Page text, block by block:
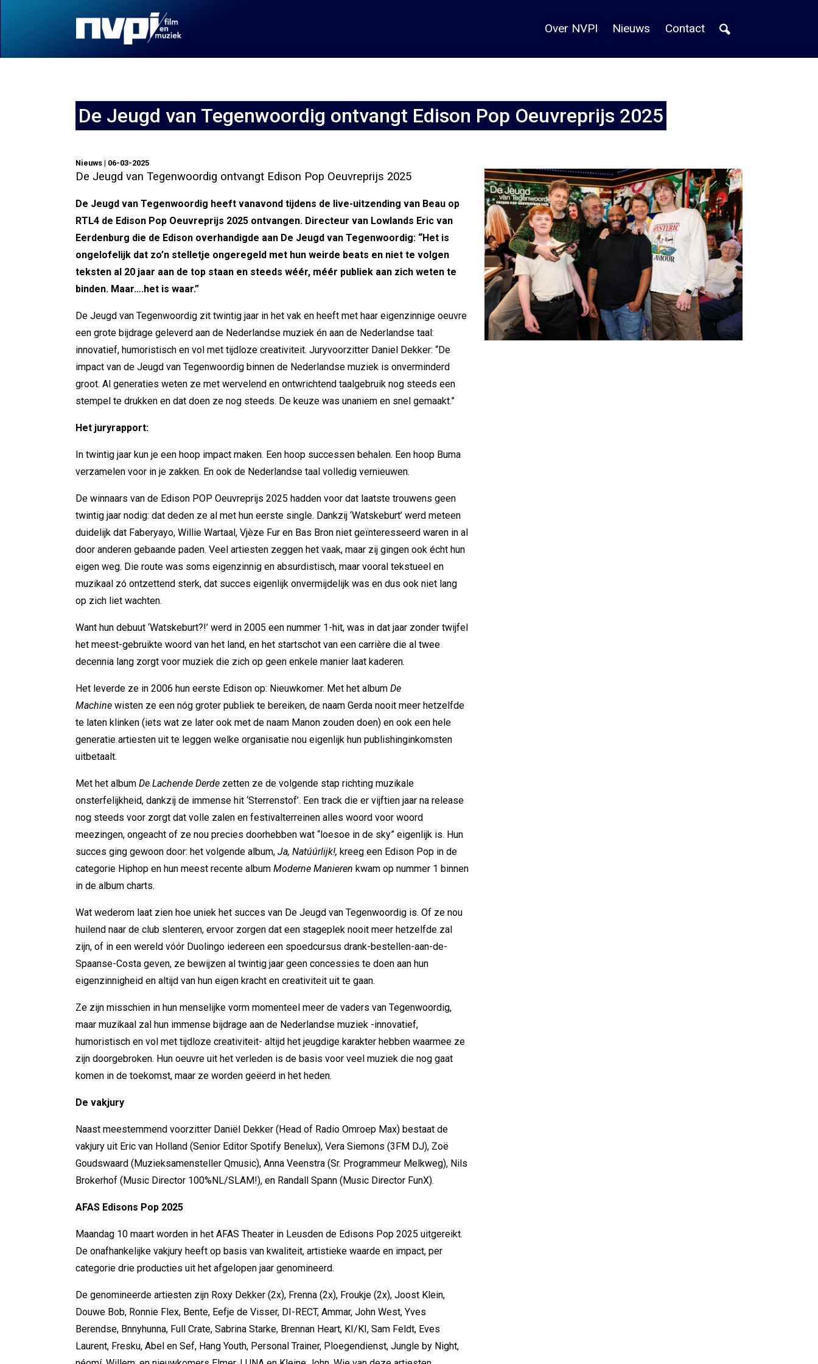
Over NVPI Nieuws Contact
De Jeugd van Tegenwoordig ontvangt Edison Pop Oeuvreprijs 2025
Nieuws | 06-03-2025
De Jeugd van Tegenwoordig ontvangt Edison Pop Oeuvreprijs 2025
De Jeugd van Tegenwoordig heeft vanavond tijdens de live-uitzending van Beau op
RTL4 de Edison Pop Oeuvreprijs 2025 ontvangen. Directeur van Lowlands Eric van
Eerdenburg die de Edison overhandigde aan De Jeugd van Tegenwoordig: “Het is
ongelofelijk dat zo’n stelletje ongeregeld met hun weirde beats en niet te volgen
teksten al 20 jaar aan de top staan en steeds wéér, méér publiek aan zich weten te
binden. Maar….het is waar.”
De Jeugd van Tegenwoordig zit twintig jaar in het vak en heeft met haar eigenzinnige oeuvre
een grote bijdrage geleverd aan de Nederlandse muziek én aan de Nederlandse taal:
innovatief, humoristisch en vol met tijdloze creativiteit. Juryvoorzitter Daniel Dekker: “De
impact van de Jeugd van Tegenwoordig binnen de Nederlandse muziek is onverminderd
groot. Al generaties weten ze met wervelend en ontwrichtend taalgebruik nog steeds een
stempel te drukken en dat doen ze nog steeds. De keuze was unaniem en snel gemaakt.”
Het juryrapport:
In twintig jaar kun je een hoop impact maken. Een hoop successen behalen. Een hoop Buma
verzamelen voor in je zakken. En ook de Nederlandse taal volledig vernieuwen.
De winnaars van de Edison POP Oeuvreprijs 2025 hadden voor dat laatste trouwens geen
twintig jaar nodig: dat deden ze al met hun eerste single. Dankzij ‘Watskeburt’ werd meteen
duidelijk dat Faberyayo, Willie Wartaal, Vjèze Fur en Bas Bron niet geïnteresseerd waren in al
door anderen gebaande paden. Veel artiesten zeggen het vaak, maar zij gingen ook écht hun
eigen weg. Die route was soms eigenzinnig en absurdistisch, maar vooral tekstueel en
muzikaal zó ontzettend sterk, dat succes eigenlijk onvermijdelijk was en dus ook niet lang
op zich liet wachten.
Want hun debuut ‘Watskeburt?!’ werd in 2005 een nummer 1-hit, was in dat jaar zonder twijfel
het meest-gebruikte woord van het land, en het startschot van een carrière die al twee
decennia lang zorgt voor muziek die zich op geen enkele manier laat kaderen.
Het leverde ze in 2006 hun eerste Edison op: Nieuwkomer. Met het album De
Machine wisten ze een nóg groter publiek te bereiken, de naam Gerda nooit meer hetzelfde
te laten klinken (iets wat ze later ook met de naam Manon zouden doen) en ook een hele
generatie artiesten uit te leggen welke organisatie nou eigenlijk hun publishinginkomsten
uitbetaalt.
Met het album De Lachende Derde zetten ze de volgende stap richting muzikale
onsterfelijkheid, dankzij de immense hit ‘Sterrenstof’. Een track die er vijftien jaar na release
nog steeds voor zorgt dat volle zalen en festivalterreinen alles woord voor woord
meezingen, ongeacht of ze nou precies doorhebben wat “loesoe in de sky” eigenlijk is. Hun
succes ging gewoon door: het volgende album, Ja, Natúúrlijk!, kreeg een Edison Pop in de
categorie Hiphop en hun meest recente album Moderne Manieren kwam op nummer 1 binnen
in de album charts.
Wat wederom laat zien hoe uniek het succes van De Jeugd van Tegenwoordig is. Of ze nou
huilend naar de club slenteren, ervoor zorgen dat een stageplek nooit meer hetzelfde zal
zijn, of in een wereld vóór Duolingo iedereen een spoedcursus drank-bestellen-aan-de-
Spaanse-Costa geven, ze bewijzen al twintig jaar geen concessies te doen aan hun
eigenzinnigheid en altijd van hun eigen kracht en creativiteit uit te gaan.
Ze zijn misschien in hun menselijke vorm momenteel meer de vaders van Tegenwoordig,
maar muzikaal zal hun immense bijdrage aan de Nederlandse muziek -innovatief,
humoristisch en vol met tijdloze creativiteit- altijd het jeugdige karakter hebben waarmee ze
zijn doorgebroken. Hun oeuvre uit het verleden is de basis voor veel muziek die nog gaat
komen in de toekomst, maar ze worden geëerd in het heden.
De vakjury
Naast meestemmend voorzitter Daniël Dekker (Head of Radio Omroep Max) bestaat de
vakjury uit Eric van Holland (Senior Editor Spotify Benelux), Vera Siemons (3FM DJ), Zoë
Goudswaard (Muzieksamensteller Qmusic), Anna Veenstra (Sr. Programmeur Melkweg), Nils
Brokerhof (Music Director 100%NL/SLAM!), en Randall Spann (Music Director FunX).
AFAS Edisons Pop 2025
Maandag 10 maart worden in het AFAS Theater in Leusden de Edisons Pop 2025 uitgereikt.
De onafhankelijke vakjury heeft op basis van kwaliteit, artistieke waarde en impact, per
categorie drie producties uit het afgelopen jaar genomineerd.
De genomineerde artiesten zijn Roxy Dekker (2x), Frenna (2x), Froukje (2x), Joost Klein,
Douwe Bob, Ronnie Flex, Bente, Eefje de Visser, DI-RECT, Ammar, John West, Yves
Berendse, Bnnyhunna, Full Crate, Sabrina Starke, Brennan Heart, KI/KI, Sam Feldt, Eves
Laurent, Fresku, Abel en Sef, Hang Youth, Personal Trainer, Ploegendienst, Jungle by Night,